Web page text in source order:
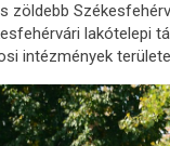
zöldebb
lakótelepi
intézmények